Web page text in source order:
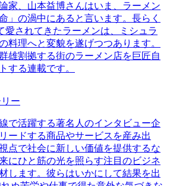
家、山本益博さんはいま、ラーメン
」の渦中にあると言います。長らく
愛されてきたラーメンは、ミシュラ
料理へと変貌を遂げつつあります。
雄割拠する街のラーメン店を巨匠自
する連載です。
ー
で活躍する著名人のインタビュー企
ードする商品やサービスを産み出
点で社会に新しい価値を提供するな
にひと筋の光を照らす注目のビジネ
します。彼らはいかにして結果を出